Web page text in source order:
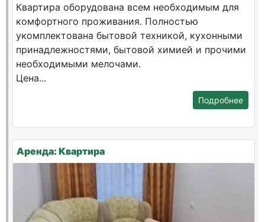
Квартира оборудована всем необходимым для
комфортного проживания. Полностью
укомплектована бытовой техникой, кухонными
принадлежностями, бытовой химией и прочими
необходимыми мелочами.
Цена...
Подробнее
Аренда: Квартира